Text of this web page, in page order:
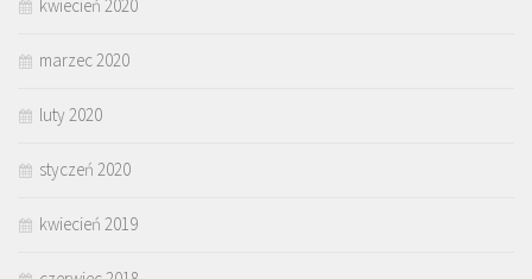
kwiecień 2020
marzec 2020
luty 2020
styczeń 2020
kwiecień 2019